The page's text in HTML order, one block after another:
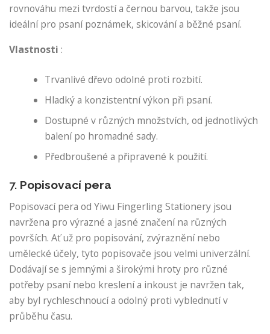
rovnováhu mezi tvrdostí a černou barvou, takže jsou
ideální pro psaní poznámek, skicování a běžné psaní.
Vlastnosti :
Trvanlivé dřevo odolné proti rozbití.
Hladký a konzistentní výkon při psaní.
Dostupné v různých množstvích, od jednotlivých
balení po hromadné sady.
Předbroušené a připravené k použití.
7. Popisovací pera
Popisovací pera od Yiwu Fingerling Stationery jsou
navržena pro výrazné a jasné značení na různých
površích. Ať už pro popisování, zvýraznění nebo
umělecké účely, tyto popisovače jsou velmi univerzální.
Dodávají se s jemnými a širokými hroty pro různé
potřeby psaní nebo kreslení a inkoust je navržen tak,
aby byl rychleschnoucí a odolný proti vyblednutí v
průběhu času.